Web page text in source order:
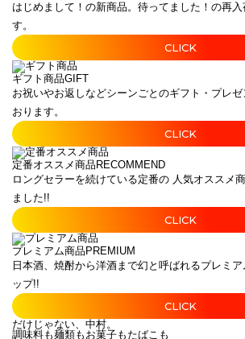
はじめまして！の新商品。待ってました！の再
す。
CLICK
ギフト商品GIFT
お祝いやお返しなどシーンごとのギフト・プレ
おります。
CLICK
定番オススメ商品 RECOMMEND
ロングセラーを続けている定番の 人気オススメ
ました!!
CLICK
プレミアム商品 PREMIUM
日本酒、焼酎から洋酒まで幻と呼ばれるプレミ
ップ!!
CLICK
だけじゃない、中村。
調味料も麺類もお菓子もたばこも